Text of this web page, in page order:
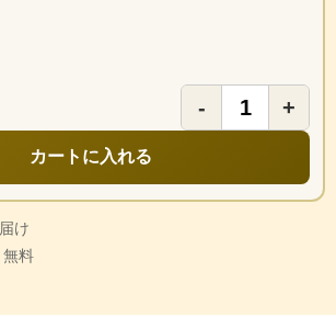
- +
カートに入れる
け
料